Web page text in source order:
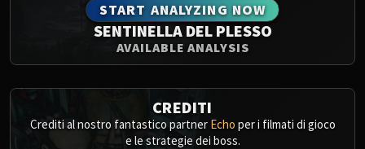
START ANALYZING NOW
SENTINELLA DEL PLESSO
AVAILABLE ANALYSIS
CREDITI
Crediti al nostro fantastico partner Echo per i filmati di gioco
e le strategie dei boss.